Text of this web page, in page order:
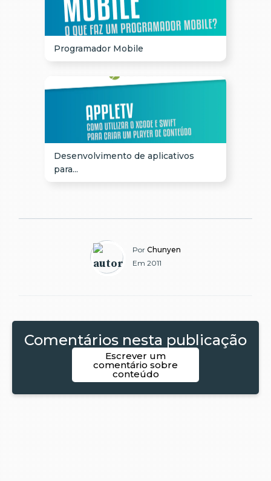
Programador Mobile
Desenvolvimento de aplicativos
para...
Por Chunyen
Em 2011
Comentários nesta publicação
Escrever um
comentário sobre
conteúdo